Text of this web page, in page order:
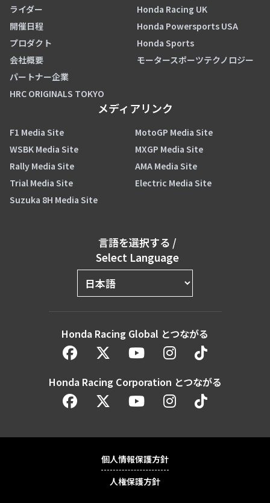
ライダー
開催日程
プロダクト
会社概要
パートナー企業
HRC ORIGINALS TOKYO
Honda Racing UK
Honda Powersports USA
Honda Sports
モータースポーツテクノロジー
メディアリンク
F1 Media Site
MotoGP Media Site
WSBK Media Site
MXGP Media Site
Rally Media Site
AMA Media Site
Trial Media Site
Electric Media Site
Suzuka 8H Media Site
言語を選択する /
Select Language
Honda Racing Global とつながる
Honda Racing Corporation とつながる
個人情報保護方針
人権保護方針